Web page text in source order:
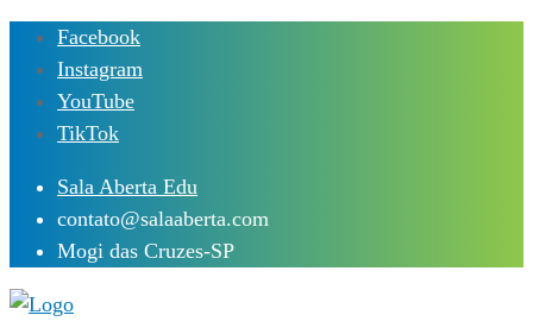
Skip
content
Facebook
Instagram
YouTube
TikTok
Sala Aberta Edu
contato@salaaberta.com
Mogi das Cruzes-SP